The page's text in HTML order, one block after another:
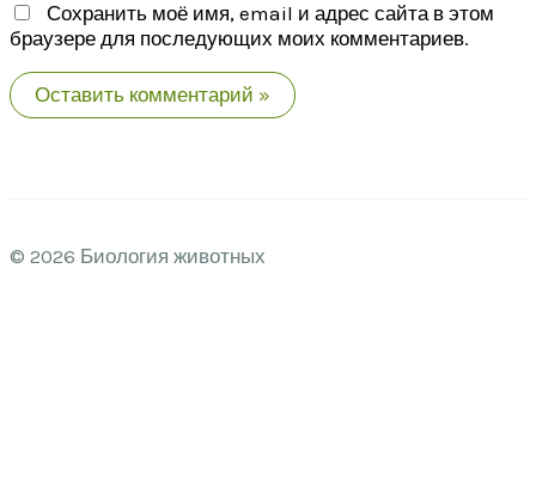
Сохранить моё имя, email и адрес сайта в этом
браузере для последующих моих комментариев.
© 2026 Биология животных